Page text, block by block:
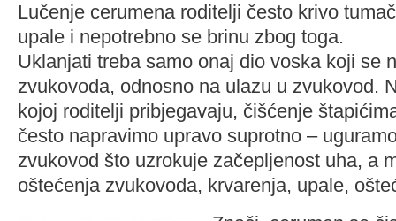
Lučenje cerumena roditelji često krivo
upale i nepotrebno se brinu zbog toga.
Uklanjati treba samo onaj dio voska koji se
zvukovoda, odnosno na ulazu u zvukovod.
kojoj roditelji pribjegavaju, čišćenje
često napravimo upravo suprotno –
zvukovod što uzrokuje začepljenost uha, a
oštećenja zvukovoda, krvarenja, upale,